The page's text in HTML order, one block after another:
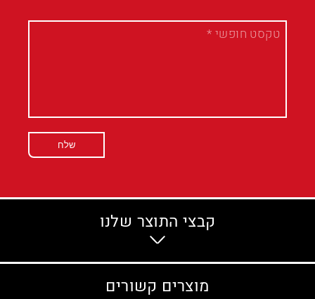
שלח
קבצי התוצר שלנו
מוצרים קשורים